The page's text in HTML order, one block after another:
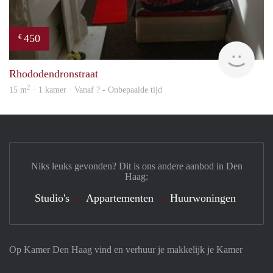
€ 450
Rhododendronstraat
15 m2 · 1 kamer · Vanaf ? - Onbepaalde tijd
Op Kamer Den Haag vind en verhuur je makkelijk je Kamer
Niks leuks gevonden? Dit is ons andere aanbod in Den
Haag:
Studio's Appartementen Huurwoningen